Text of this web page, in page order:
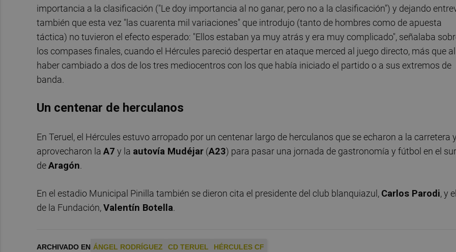
importancia a la clasificación ("Le doy importancia al no ganar, pero no a la clasificación") y dejando
también que esta vez "las cuarenta mil variaciones" que introdujo (tanto de hombres como de apuesta
táctica) no tuvieron el efecto esperado: "Ellos estaban ya muy atrás y era muy complicado", señalaba
los compases finales, cuando el Hércules pareció despertar en ataque merced al juego directo, más que al
haber cambiado a dos de los tres mediocentros con los que había iniciado el partido o a sus extremos de
banda.
Un centenar de herculanos
En Teruel, el Hércules estuvo arropado por un centenar largo de herculanos que se echaron a la carretera y
aprovecharon la A7 y la autovía Mudéjar (A23) para pasar una jornada de gastronomía y fútbol en el sur
deAragón.
En el estadio Municipal Pinilla también se dieron cita el presidente del club blanquiazul, Carlos Parodi, y el
de la Fundación,Valentín Botella.
ARCHIVADO EN ÁNGEL RODRÍGUEZ CD TERUEL HÉRCULES CF